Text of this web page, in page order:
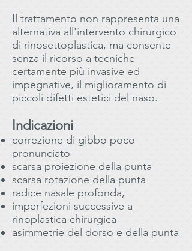
Il trattamento non rappresenta una
alternativa all'intervento chirurgico
di rinosettoplastica, ma consente
senza il ricorso a tecniche
certamente più invasive ed
impegnative, il miglioramento di
piccoli difetti estetici del naso.
Indicazioni
correzione di gibbo poco
pronunciato
scarsa proiezione della punta
scarsa rotazione della punta
radice nasale profonda,
imperfezioni successive a
rinoplastica chirurgica
asimmetrie del dorso e della punta